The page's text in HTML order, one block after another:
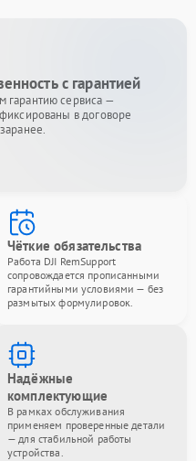
с гарантией
гарантию сервиса —
в договоре
Чёткие обязательства
Работа DJI RemSupport
сопровождается прописанными
гарантийными условиями — без
размытых формулировок.
Надёжные
комплектующие
В рамках обслуживания
применяем проверенные детали
— для стабильной работы
устройства.